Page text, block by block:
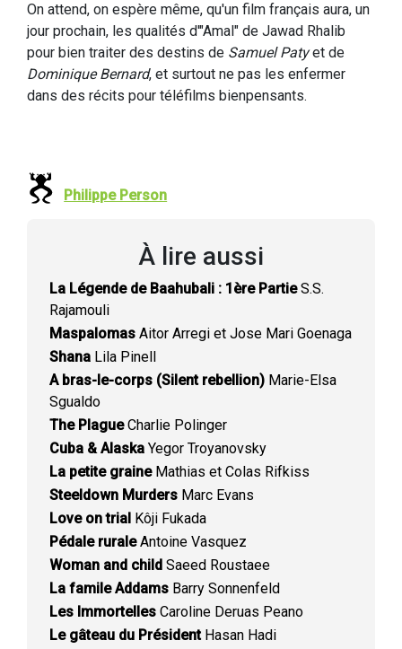
On attend, on espère même, qu'un film français aura, un
jour prochain, les qualités d'"Amal" de Jawad Rhalib
pour bien traiter des destins de Samuel Patyet de
Dominique Bernard, et surtout ne pas les enfermer
dans des récits pour téléfilms bienpensants.
Philippe Person
À lire aussi
La Légende de Baahubali : 1ère PartieS.S.
Rajamouli
Maspalomas Aitor Arregi et Jose Mari Goenaga
Shana Lila Pinell
A bras-le-corps (Silent rebellion) Marie-Elsa
Sgualdo
The PlagueCharlie Polinger
Cuba & Alaska Yegor Troyanovsky
La petite graineMathias et Colas Rifkiss
Steeldown Murders Marc Evans
Love on trial Kôji Fukada
Pédale ruraleAntoine Vasquez
Woman and child Saeed Roustaee
La famile Addams Barry Sonnenfeld
Les Immortelles Caroline Deruas Peano
Le gâteau du PrésidentHasan Hadi